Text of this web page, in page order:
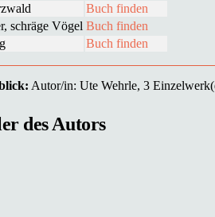
Buch finden
schräge Vögel Buch finden
Buch finden
Autor/in: Ute Wehrle, 3
des Autors